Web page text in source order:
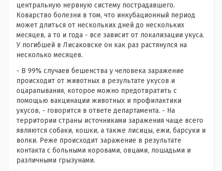
центральную нервную систему пострадавшего.
Коварство болезни в том, что инкубационный период
может длиться от нескольких дней до нескольких
месяцев, а то и года - все зависит от локализации укуса.
У погибшей в Лисаковске он как раз растянулся на
несколько месяцев.
- В 99% случаев бешенства у человека заражение
происходит от животных в результате укусов и
оцарапывания, которое можно предотвратить с
помощью вакцинации животных и профилактики
укусов, - говорится в ответе департамента. - На
территории страны источниками заражения чаще всего
являются собаки, кошки, а также лисицы, ежи, барсуки и
волки. Реже происходит заражение в результате
контакта с больными коровами, овцами, лошадьми и
различными грызунами.